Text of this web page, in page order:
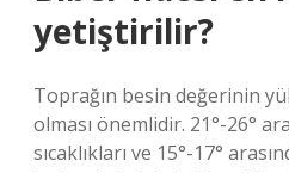
yetiştirilir?
Toprağın besin değerinin
olması önemlidir. 21°-26°
sıcaklıkları ve 15°-17°